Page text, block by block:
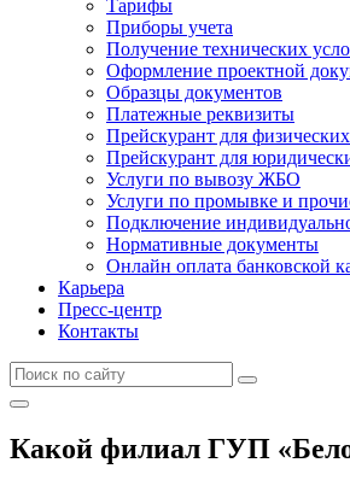
Тарифы
Приборы учета
Получение технических
Оформление проектной
Образцы документов
Платежные реквизиты
Прейскурант для
Прейскурант для
Услуги по вывозу ЖБО
Услуги по промывке и
Подключение
Нормативные документы
Онлайн оплата банковской
Карьера
Пресс-центр
Контакты
Какой филиал ГУП